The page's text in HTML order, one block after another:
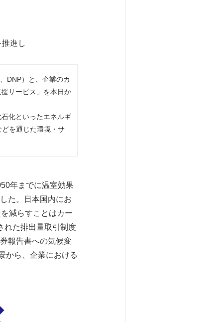
進し
DNP）と、企業のカ
サービス」を本日か
化といったエネルギ
を通じた環境・サ
年までに温室効果
た。日本国内にお
減らすことはカー
れた排出量取引制度
報告書への気候変
から、企業における